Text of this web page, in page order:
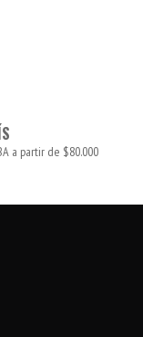
a partir de $80.000